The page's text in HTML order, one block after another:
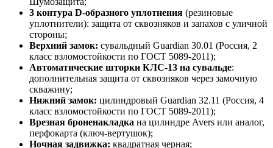
3 контура D-образного уплотнения (резиновые
уплотнители): защита от сквозняков и запахов с уличной
стороны;
Верхний замок: сувальдный Guardian 30.01 (Россия, 2
класс взломостойкости по ГОСТ 5089-2011);
Автоматические шторки КЛС-13 на сувальде:
дополнительная защита от сквозняков через замочную
скважину;
Нижний замок: цилиндровый Guardian 32.11 (Россия, 4
класс взломостойкости по ГОСТ 5089-2011);
Врезная броненакладка на цилиндре Avers или аналог,
перфокарта (ключ-вертушок);
Ночная задвижка: квадратная черная;